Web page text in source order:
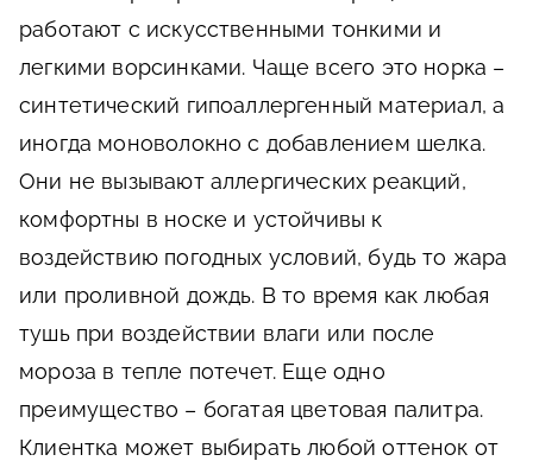
работают с искусственными тонкими и
легкими ворсинками. Чаще всего это норка –
синтетический гипоаллергенный материал, а
иногда моноволокно с добавлением шелка.
Они не вызывают аллергических реакций,
комфортны в носке и устойчивы к
воздействию погодных условий, будь то жара
или проливной дождь. В то время как любая
тушь при воздействии влаги или после
мороза в тепле потечет. Еще одно
преимущество – богатая цветовая палитра.
Клиентка может выбирать любой оттенок от